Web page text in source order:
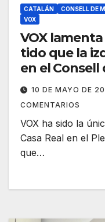
CATALÁN CONSELL DE
VOX
VOX
tido que la
en el Consell
10 DE MAYO DE
COMENTARIOS
VOX ha sido la
Casa Real en el
que…